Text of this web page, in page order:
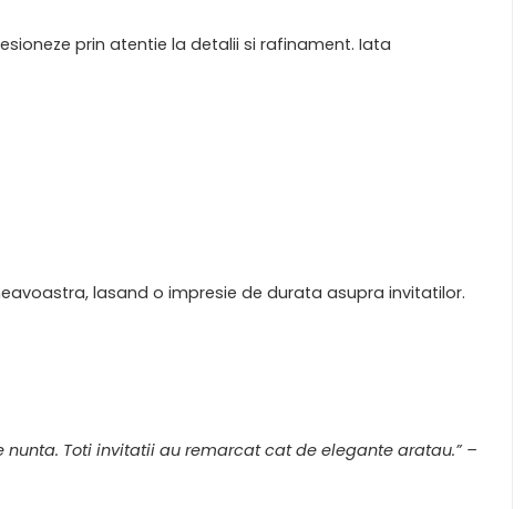
prin atentie la detalii si rafinament. Iata
lasand o impresie de durata asupra invitatilor.
Toti invitatii au remarcat cat de elegante aratau.” –